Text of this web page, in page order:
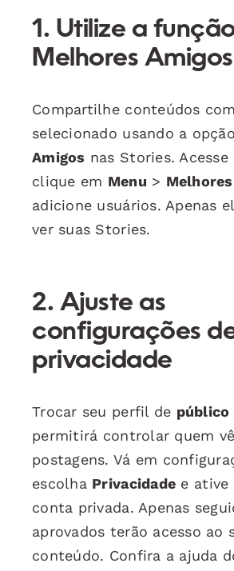
1. Utilize a
Melhores Amigos
Compartilhe conteúdos
selecionado usando a opção
Amigos nas Stories.
clique em Menu >
adicione usuários. Apenas
ver suas Stories.
2. Ajuste as
configurações
privacidade
Trocar seu perfil de público
permitirá controlar quem
postagens. Vá em
escolha Privacidade e ative
conta privada. Apenas
aprovados terão acesso ao
conteúdo. Confira a ajuda